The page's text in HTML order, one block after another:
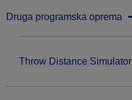
Druga programska oprema
Throw Distance Simulator